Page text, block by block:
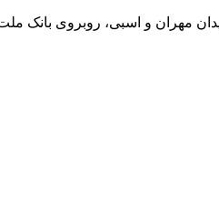
مهران و اسبی، روبروی بانک